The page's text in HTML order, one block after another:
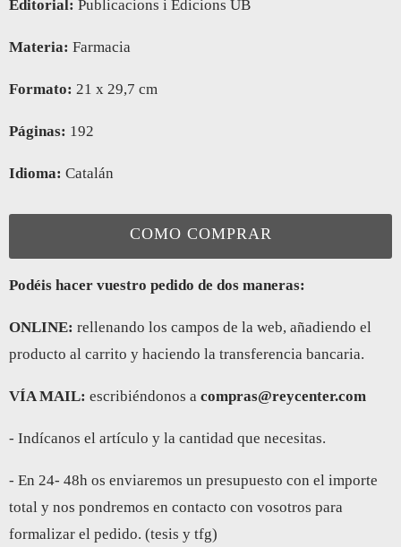
Editorial: Publicacions i Edicions UB
Materia: Farmacia
Formato: 21 x 29,7 cm
Páginas: 192
Idioma: Catalán
COMO COMPRAR
Podéis hacer vuestro pedido de dos maneras:
ONLINE: rellenando los campos de la web, añadiendo el
producto al carrito y haciendo la transferencia bancaria.
VÍA MAIL: escribiéndonos a compras@reycenter.com
- Indícanos el artículo y la cantidad que necesitas.
- En 24- 48h os enviaremos un presupuesto con el importe
total y nos pondremos en contacto con vosotros para
formalizar el pedido. (tesis y tfg)